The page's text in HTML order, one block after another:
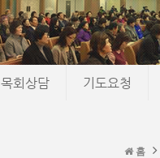
목회상담 기도요청
홈